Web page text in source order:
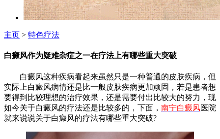
主页 > 特色疗法
白癜风作为疑难杂症之一在疗法上有哪些重大突破
白癜风这种疾病看起来虽然只是一种普通的皮肤疾病，但
实际上白癜风病情还是比一般皮肤疾病更加顽固，若是患者想
要得到比较理想的治疗效果，还是需要付出比较大的努力，现
如今关于白癜风的疗法还是比较多的，下面， 南宁白癜风医院
就来说说关于白癜风的疗法有哪些重大突破?